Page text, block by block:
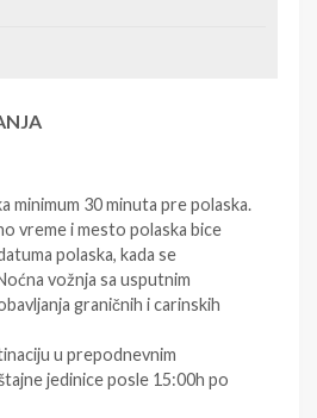
minimum 30 minuta pre polaska.
vreme i mesto polaska bice
polaska, kada se
vožnja sa usputnim
graničnih i carinskih
u prepodnevnim
jedinice posle 15:00h po